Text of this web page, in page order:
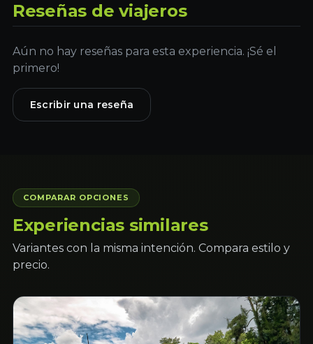
Reseñas de viajeros
Aún no hay reseñas para esta experiencia. ¡Sé el
primero!
Escribir una reseña
COMPARAR OPCIONES
Experiencias similares
Variantes con la misma intención. Compara estilo y
precio.